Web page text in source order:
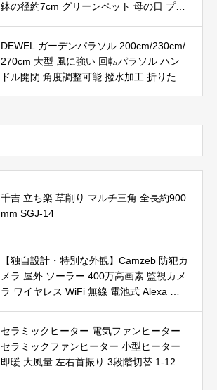
鉢の径約7cm グリーンペット 母の日 プレ
DEWEL ガーデンパラソル 200cm/230cm/
270cm 大型 風に強い 回転パラソル ハン
ドル開閉 角度調整可能 撥水加工 折りたた
千吉 立ち楽 草削り マルチ三角 全長約900
mm SGJ-14
【独自設計・特別な外観】Camzeb 防犯カ
メラ 屋外 ソーラー 400万高画素 監視カメ
ラ ワイヤレス WiFi 無線 電池式 Alexa 赤
録画 IP66防水 遠隔操作
セラミックヒーター 電気ファンヒーター
セラミックファンヒーター 小型ヒーター
即暖 大風量 左右首振り 3段階切替 1-12時